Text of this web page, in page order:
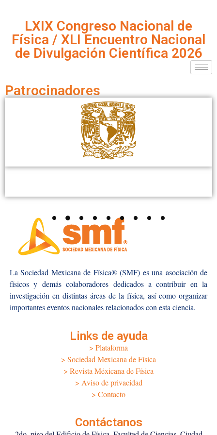
LXIX Congreso Nacional de
Física / XLI Encuentro Nacional
de Divulgación Científica 2026
Patrocinadores
La Sociedad Mexicana de Física® (SMF) es una asociación de
físicos y demás colaboradores dedicados a contribuir en la
investigación en distintas áreas de la física, así como organizar
importantes eventos nacionales relacionados con esta ciencia.
Links de ayuda
> Plataforma
> Sociedad Mexicana de Física
> Revista Méxicana de Física
> Aviso de privacidad
> Contacto
Contáctanos